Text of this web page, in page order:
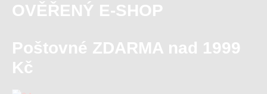
OVĚŘENÝ E-SHOP
Poštovné ZDARMA nad 1999
Kč